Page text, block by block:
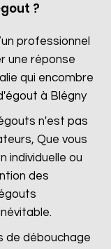
?
professionnel
une réponse
qui encombre
à Blégny
n'est pas
Que vous
individuelle ou
des
de débouchage